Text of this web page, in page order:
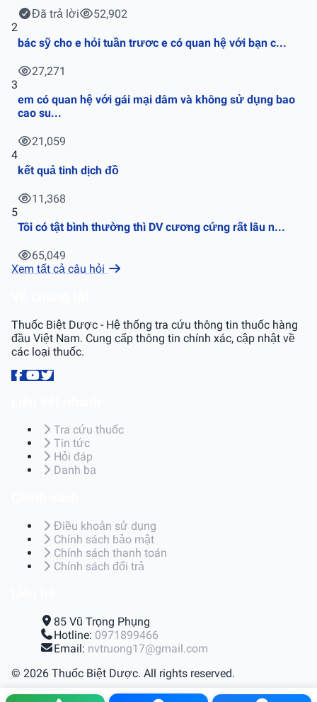
Đã trả lời
52,902
2
bác sỹ cho e hỏi tuần trươc e có quan hệ với bạn c...
27,271
3
em có quan hệ với gái mại dâm và không sử dụng bao
cao su...
21,059
4
kết quả tinh dịch đồ
11,368
5
Tôi có tật bình thường thì DV cương cứng rất lâu n...
65,049
Xem tất cả câu hỏi
Thuốc Biệt Dược - Hệ thống tra cứu thông tin thuốc hàng
đầu Việt Nam. Cung cấp thông tin chính xác, cập nhật về
các loại thuốc.
Tra cứu thuốc
Tin tức
Hỏi đáp
Danh bạ
Điều khoản sử dụng
Chính sách bảo mật
Chính sách thanh toán
Chính sách đổi trả
85 Vũ Trọng Phụng
Hotline: 0971899466
Email: nvtruong17@gmail.com
© 2026 Thuốc Biệt Dược. All rights reserved.
Điều khoản sử dụng| Chính sách bảo mật|Chính sách